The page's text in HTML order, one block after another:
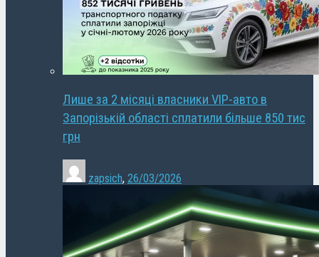
Лише за 2 місяці власники VIP-авто в
Запорізькій області сплатили більше 850 тис
грн
zapsich, 26/03/2026